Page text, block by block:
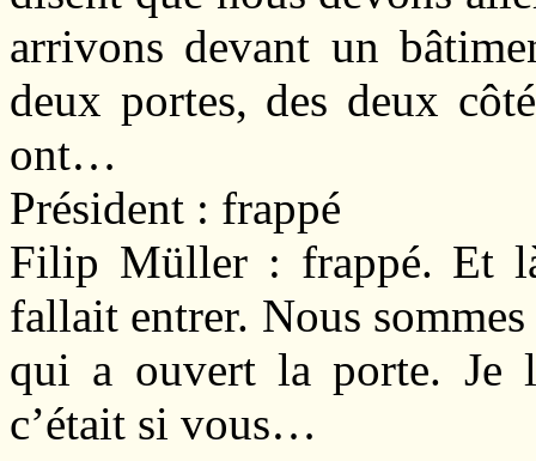
arrivons devant un
deux portes, des deux
ont…
Président : frappé
Filip Müller : frappé. Et
fallait entrer. Nous
qui a ouvert la porte. Je
c’était si vous…